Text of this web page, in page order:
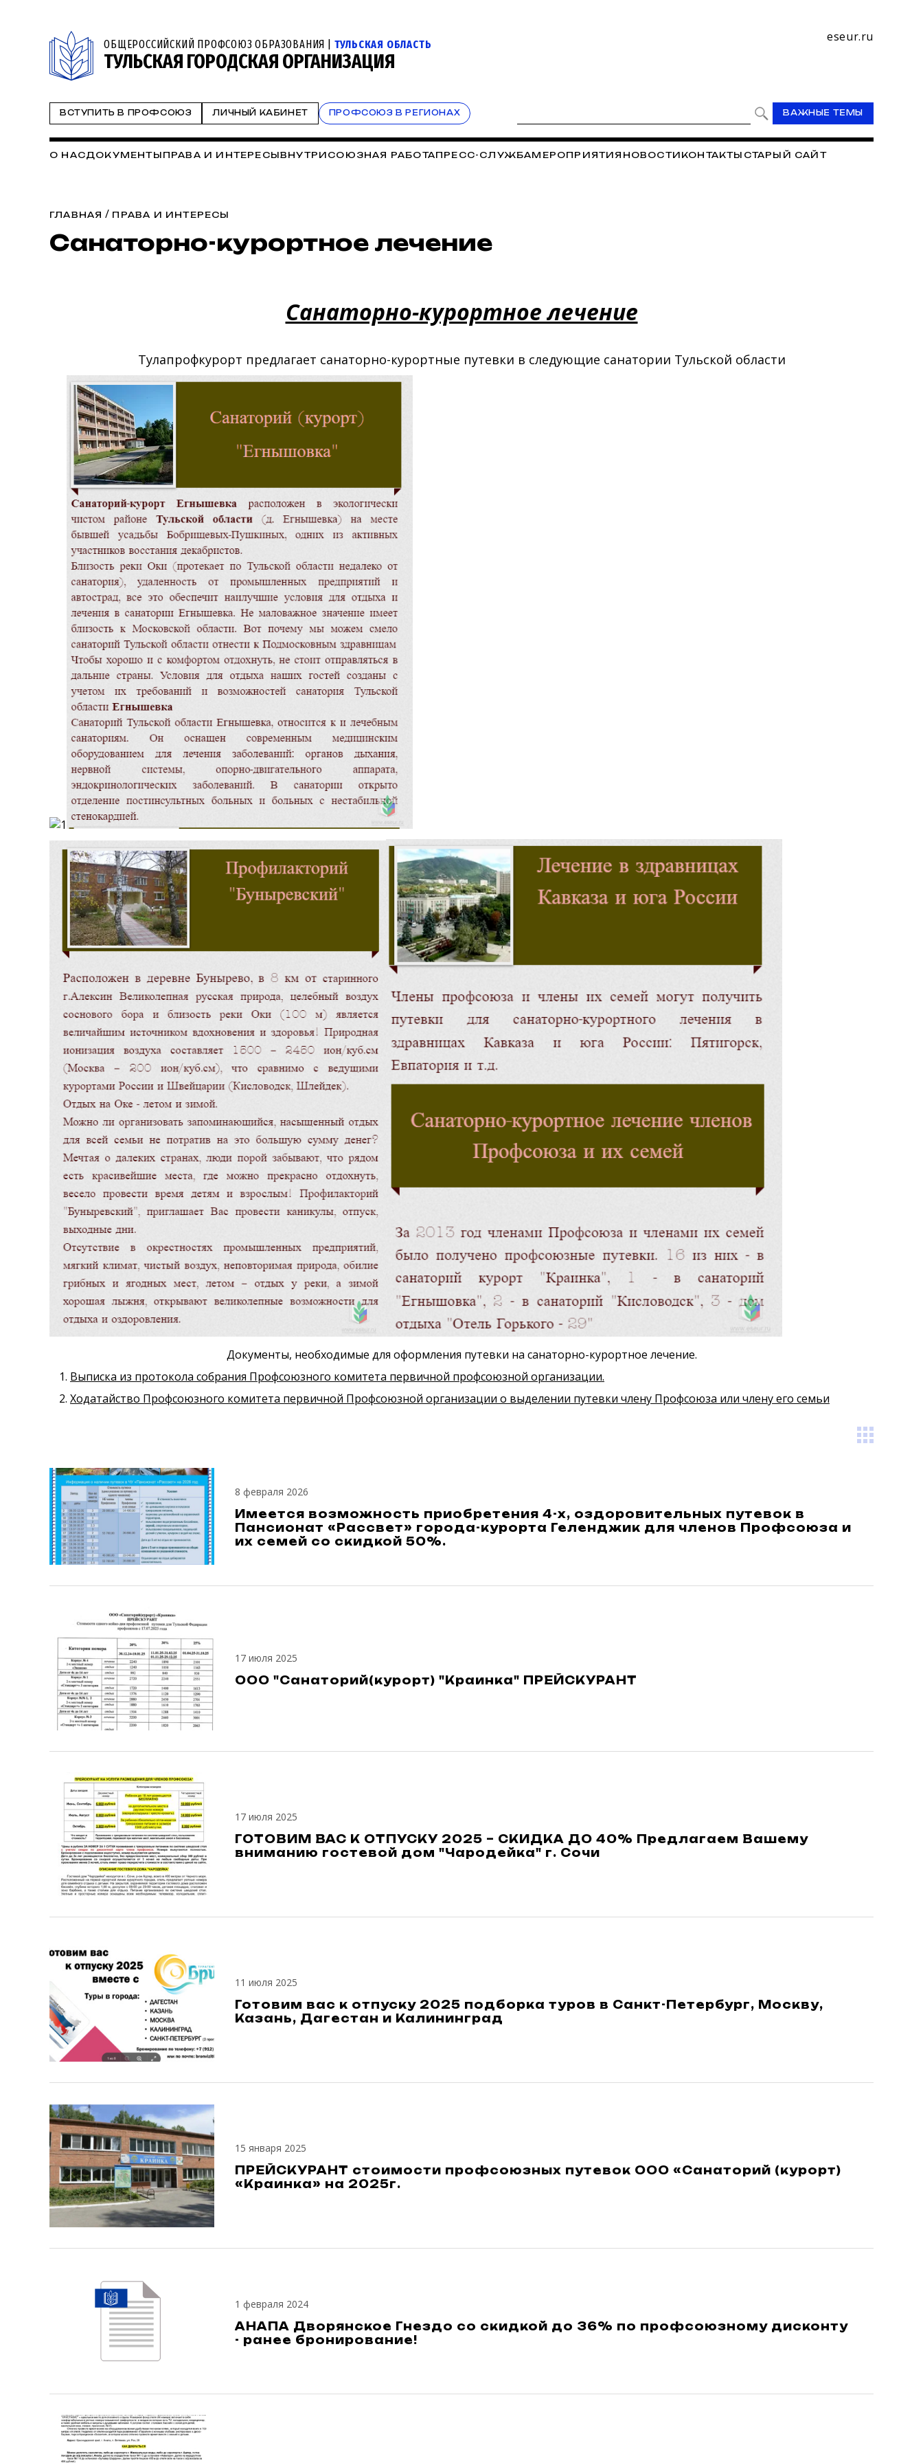
ОБЩЕРОССИЙСКИЙ ПРОФСОЮЗ ОБРАЗОВАНИЯ | ТУЛЬСКАЯ ОБЛАСТЬ
ТУЛЬСКАЯ ГОРОДСКАЯ ОРГАНИЗАЦИЯ
eseur.ru
ВСТУПИТЬ В ПРОФСОЮЗ ЛИЧНЫЙ КАБИНЕТ ПРОФСОЮЗ В РЕГИОНАХ ВАЖНЫЕ ТЕМЫ
О НАСДОКУМЕНТЫ ПРАВА И ИНТЕРЕСЫВНУТРИСОЮЗНАЯ РАБОТАПРЕСС-СЛУЖБАМЕРОПРИЯТИЯ НОВОСТИ КОНТАКТЫ СТАРЫЙ САЙТ
ГЛАВНАЯ / ПРАВА И ИНТЕРЕСЫ
Санаторно-курортное лечение
Санаторно-курортное лечение
Тулапрофкурорт предлагает санаторно-курортные путевки в следующие санатории Тульской области
Документы, необходимые для оформления путевки на санаторно-курортное лечение.
Выписка из протокола собрания Профсоюзного комитета первичной профсоюзной организации.
Ходатайство Профсоюзного комитета первичной Профсоюзной организации о выделении путевки члену Профсоюза или члену его семьи
8 февраля 2026
Имеется возможность приобретения 4-х, оздоровительных путевок в
Пансионат «Рассвет» города-курорта Геленджик для членов Профсоюза и
их семей со скидкой 50%.
17 июля 2025
ООО "Санаторий(курорт) "Краинка" ПРЕЙСКУРАНТ
17 июля 2025
ГОТОВИМ ВАС К ОТПУСКУ 2025 – СКИДКА ДО 40% Предлагаем Вашему
вниманию гостевой дом "Чародейка" г. Сочи
11 июля 2025
Готовим вас к отпуску 2025 подборка туров в Санкт-Петербург, Москву,
Казань, Дагестан и Калининград
15 января 2025
ПРЕЙСКУРАНТ стоимости профсоюзных путевок ООО «Санаторий (курорт)
«Краинка» на 2025г.
1 февраля 2024
АНАПА Дворянское Гнездо со скидкой до 36% по профсоюзному дисконту
- ранее бронирование!